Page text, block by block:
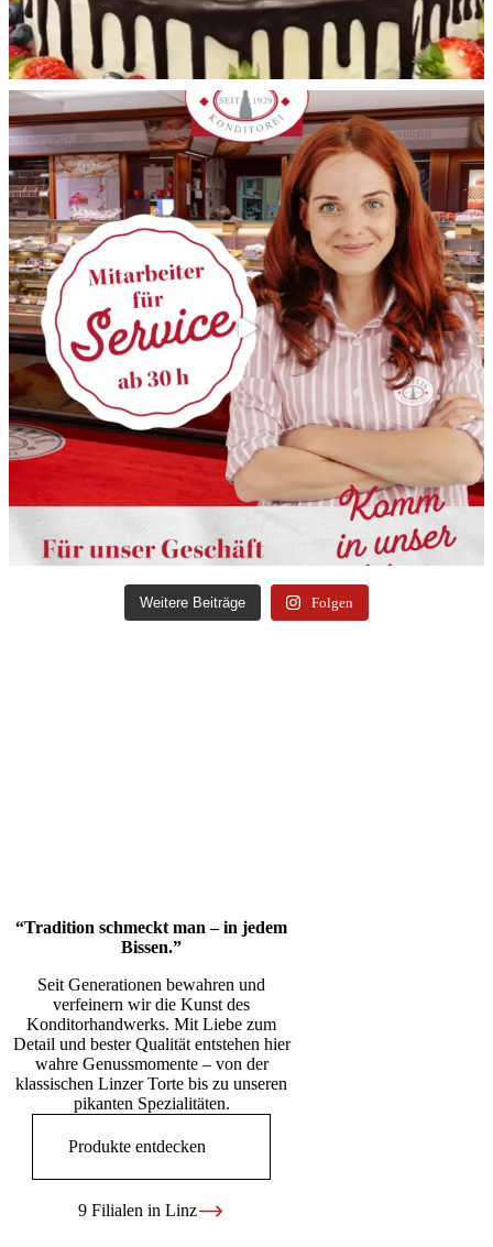
Weitere Beiträge Folgen
“Tradition schmeckt man – in jedem
Bissen.”
Seit Generationen bewahren und
verfeinern wir die Kunst des
Konditorhandwerks. Mit Liebe zum
Detail und bester Qualität entstehen hier
wahre Genussmomente – von der
klassischen Linzer Torte bis zu unseren
pikanten Spezialitäten.
Produkte entdecken
9 Filialen in Linz